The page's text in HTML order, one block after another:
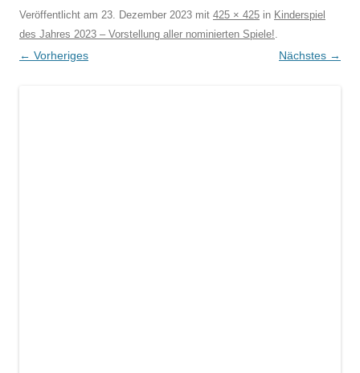
Veröffentlicht am 23. Dezember 2023 mit 425 × 425 in Kinderspiel
des Jahres 2023 – Vorstellung aller nominierten Spiele!.
← Vorheriges Nächstes →